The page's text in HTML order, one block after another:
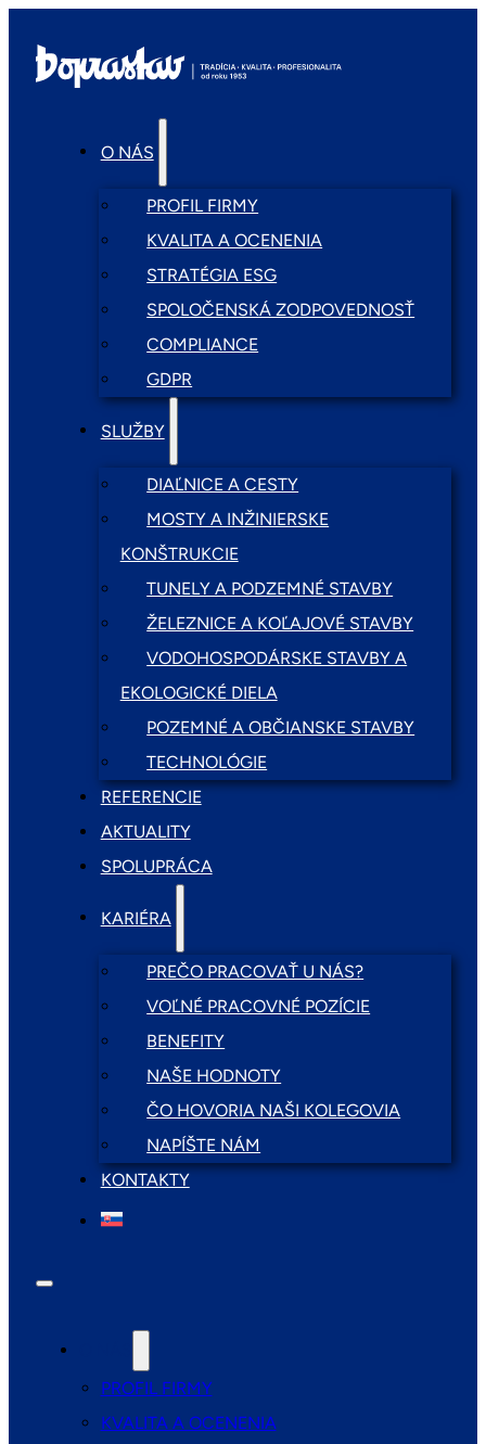
O NÁS
PROFIL FIRMY
KVALITA A OCENENIA
STRATÉGIA ESG
SPOLOČENSKÁ ZODPOVEDNOSŤ
COMPLIANCE
GDPR
SLUŽBY
DIAĽNICE A CESTY
MOSTY A INŽINIERSKE
KONŠTRUKCIE
TUNELY A PODZEMNÉ STAVBY
ŽELEZNICE A KOĽAJOVÉ STAVBY
VODOHOSPODÁRSKE STAVBY A
EKOLOGICKÉ DIELA
POZEMNÉ A OBČIANSKE STAVBY
TECHNOLÓGIE
REFERENCIE
AKTUALITY
SPOLUPRÁCA
KARIÉRA
PREČO PRACOVAŤ U NÁS?
VOĽNÉ PRACOVNÉ POZÍCIE
BENEFITY
NAŠE HODNOTY
ČO HOVORIA NAŠI KOLEGOVIA
NAPÍŠTE NÁM
KONTAKTY
PROFIL FIRMY
KVALITA A OCENENIA